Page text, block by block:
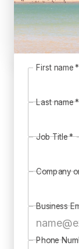
First name*
Last name*
Job Title*
Company
Business
Phone